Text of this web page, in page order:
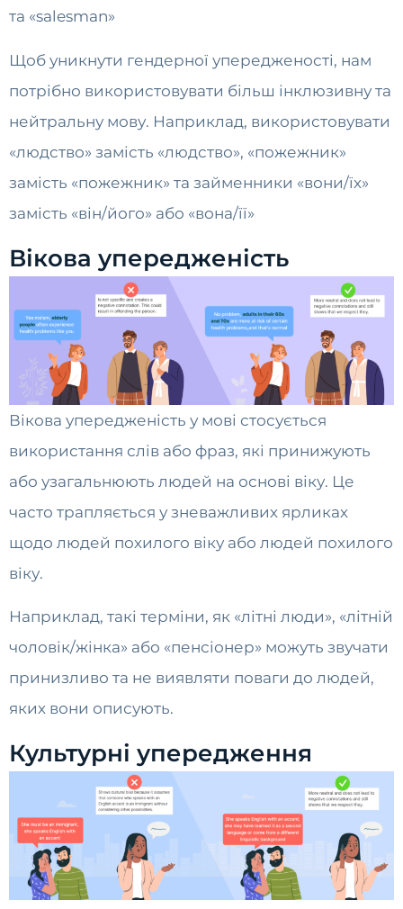
та «salesman»
Щоб уникнути гендерної упередженості, нам
потрібно використовувати більш інклюзивну та
нейтральну мову. Наприклад, використовувати
«людство» замість «людство», «пожежник»
замість «пожежник» та займенники «вони/їх»
замість «він/його» або «вона/її»
Вікова упередженість
Вікова упередженість у мові стосується
використання слів або фраз, які принижують
або узагальнюють людей на основі віку. Це
часто трапляється у зневажливих ярликах
щодо людей похилого віку або людей похилого
віку.
Наприклад, такі терміни, як «літні люди», «літній
чоловік/жінка» або «пенсіонер» можуть звучати
принизливо та не виявляти поваги до людей,
яких вони описують.
Культурні упередження